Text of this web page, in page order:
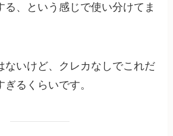
る、という感じで使い分けてま
ないけど、クレカなしでこれだ
るくらいです。